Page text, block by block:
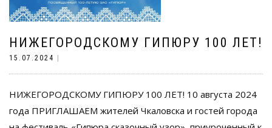
НИЖЕГОРОДСКОМУ ГИПЮРУ 100 ЛЕТ!
15.07.2024 |
НИЖЕГОРОДСКОМУ ГИПЮРУ 100 ЛЕТ! 10 августа 2024
года ПРИГЛАШАЕМ жителей Чкаловска и гостей города